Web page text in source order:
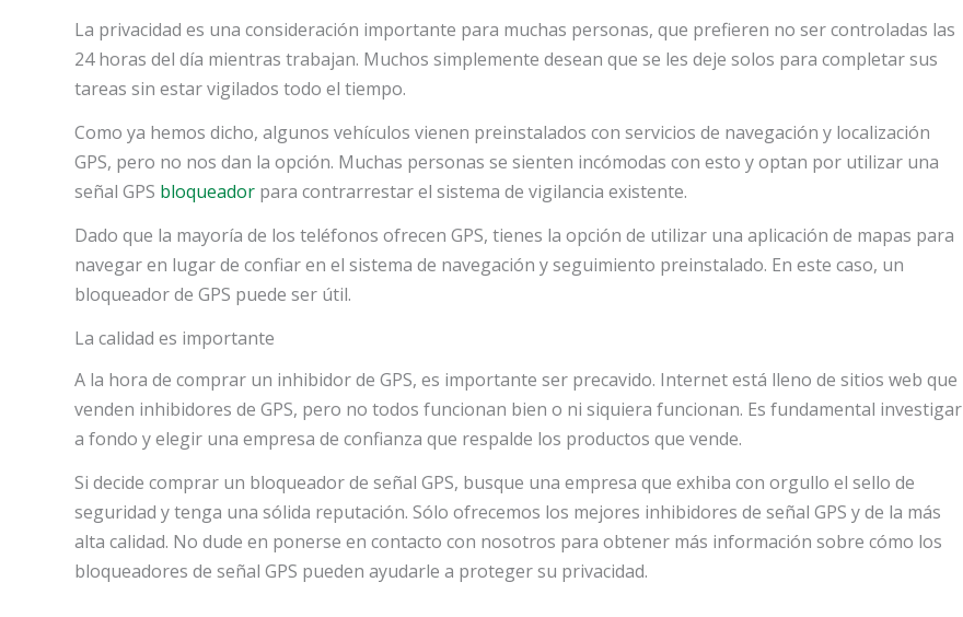
La privacidad es una consideración importante para muchas personas, que prefieren no ser controladas las
24 horas del día mientras trabajan. Muchos simplemente desean que se les deje solos para completar sus
tareas sin estar vigilados todo el tiempo.
Como ya hemos dicho, algunos vehículos vienen preinstalados con servicios de navegación y localización
GPS, pero no nos dan la opción. Muchas personas se sienten incómodas con esto y optan por utilizar una
señal GPS bloqueador para contrarrestar el sistema de vigilancia existente.
Dado que la mayoría de los teléfonos ofrecen GPS, tienes la opción de utilizar una aplicación de mapas para
navegar en lugar de confiar en el sistema de navegación y seguimiento preinstalado. En este caso, un
bloqueador de GPS puede ser útil.
La calidad es importante
A la hora de comprar un inhibidor de GPS, es importante ser precavido. Internet está lleno de sitios web que
venden inhibidores de GPS, pero no todos funcionan bien o ni siquiera funcionan. Es fundamental investigar
a fondo y elegir una empresa de confianza que respalde los productos que vende.
Si decide comprar un bloqueador de señal GPS, busque una empresa que exhiba con orgullo el sello de
seguridad y tenga una sólida reputación. Sólo ofrecemos los mejores inhibidores de señal GPS y de la más
alta calidad. No dude en ponerse en contacto con nosotros para obtener más información sobre cómo los
bloqueadores de señal GPS pueden ayudarle a proteger su privacidad.